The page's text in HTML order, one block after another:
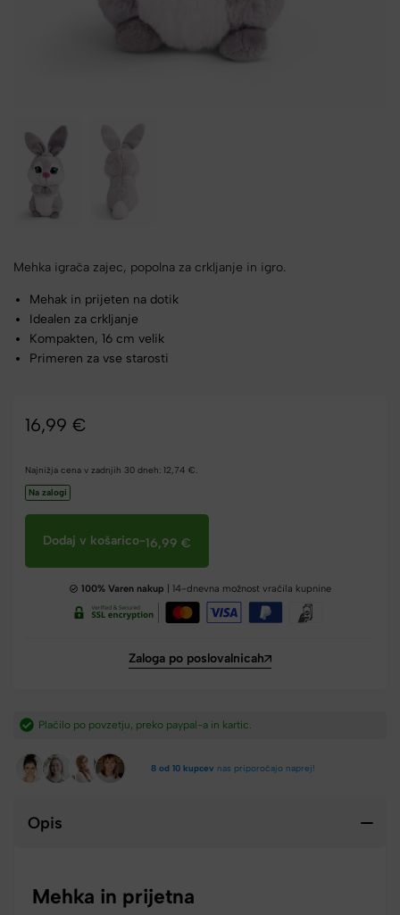
Mehka igrača zajec, popolna za crkljanje in igro.
Mehak in prijeten na dotik
Idealen za crkljanje
Kompakten, 16 cm velik
Primeren za vse starosti
16,99 €
Najnižja cena v zadnjih 30 dneh: 12,74 €
Na zalogi
Dodaj v košarico-16,99 €
100% Varen nakup | 14-dnevna možnost vračila kupnine
Zaloga po poslovalnicah
Hitra dostava iz Slovenije v 2-4 dneh.​
8 od 10 kupcev nas priporočajo naprej!
Opis
Mehka in prijetna